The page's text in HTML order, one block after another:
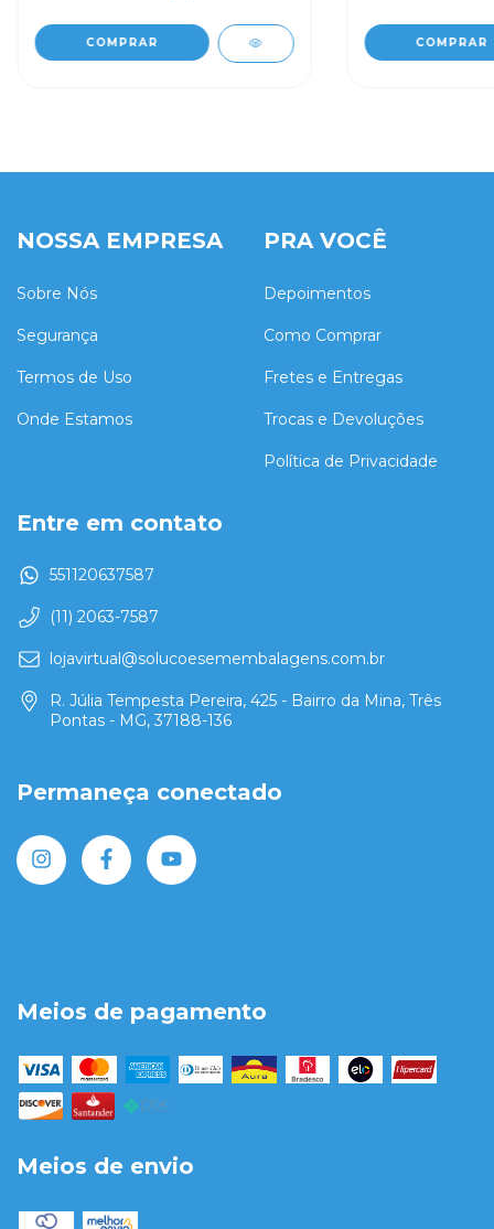
COMPRAR COMPRAR
NOSSA EMPRESA
Sobre Nós
Segurança
Termos de Uso
Onde Estamos
PRA VOCÊ
Depoimentos
Como Comprar
Fretes e Entregas
Trocas e Devoluções
Política de Privacidade
Entre em contato
551120637587
(11) 2063-7587
lojavirtual@solucoesemembalagens.com.br
R. Júlia Tempesta Pereira, 425 - Bairro da Mina, Três
Pontas - MG, 37188-136
Permaneça conectado
Meios de pagamento
Meios de envio